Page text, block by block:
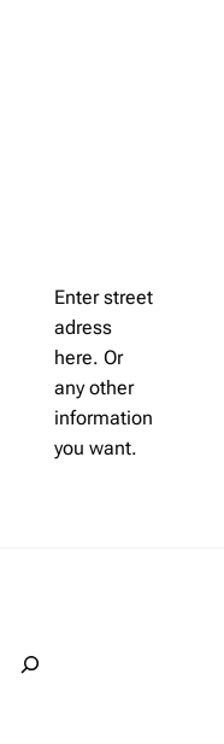
Enter street
adress
here. Or
any other
information
you want.